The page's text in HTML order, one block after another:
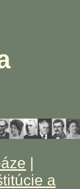
|
a